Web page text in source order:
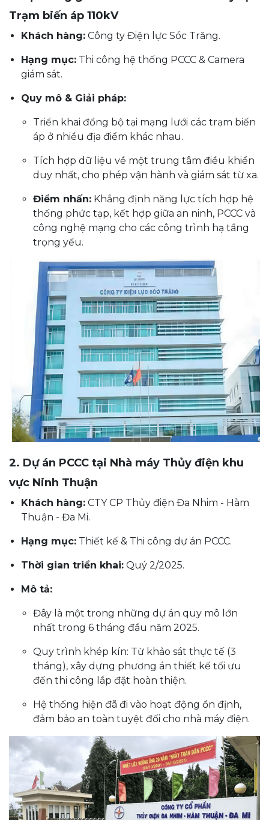
Trạm biến áp 110kV
Khách hàng: Công ty Điện lực Sóc Trăng.
Hạng mục: Thi công hệ thống PCCC & Camera
giám sát.
Quy mô & Giải pháp:
Triển khai đồng bộ tại mạng lưới các trạm biến
áp ở nhiều địa điểm khác nhau.
Tích hợp dữ liệu về một trung tâm điều khiển
duy nhất, cho phép vận hành và giám sát từ xa.
Điểm nhấn: Khẳng định năng lực tích hợp hệ
thống phức tạp, kết hợp giữa an ninh, PCCC và
công nghệ mạng cho các công trình hạ tầng
trọng yếu.
2. Dự án PCCC tại Nhà máy Thủy điện khu
vực Ninh Thuận
Khách hàng: CTY CP Thủy điện Đa Nhim - Hàm
Thuận - Đa Mi.
Hạng mục: Thiết kế & Thi công dự án PCCC.
Thời gian triển khai: Quý 2/2025.
Mô tả:
Đây là một trong những dự án quy mô lớn
nhất trong 6 tháng đầu năm 2025.
Quy trình khép kín: Từ khảo sát thực tế (3
tháng), xây dựng phương án thiết kế tối ưu
đến thi công lắp đặt hoàn thiện.
Hệ thống hiện đã đi vào hoạt động ổn định,
đảm bảo an toàn tuyệt đối cho nhà máy điện.